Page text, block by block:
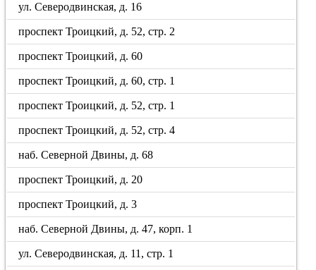
ул. Северодвинская, д. 16
проспект Троицкий, д. 52, стр. 2
проспект Троицкий, д. 60
проспект Троицкий, д. 60, стр. 1
проспект Троицкий, д. 52, стр. 1
проспект Троицкий, д. 52, стр. 4
наб. Северной Двины, д. 68
проспект Троицкий, д. 20
проспект Троицкий, д. 3
наб. Северной Двины, д. 47, корп. 1
ул. Северодвинская, д. 11, стр. 1